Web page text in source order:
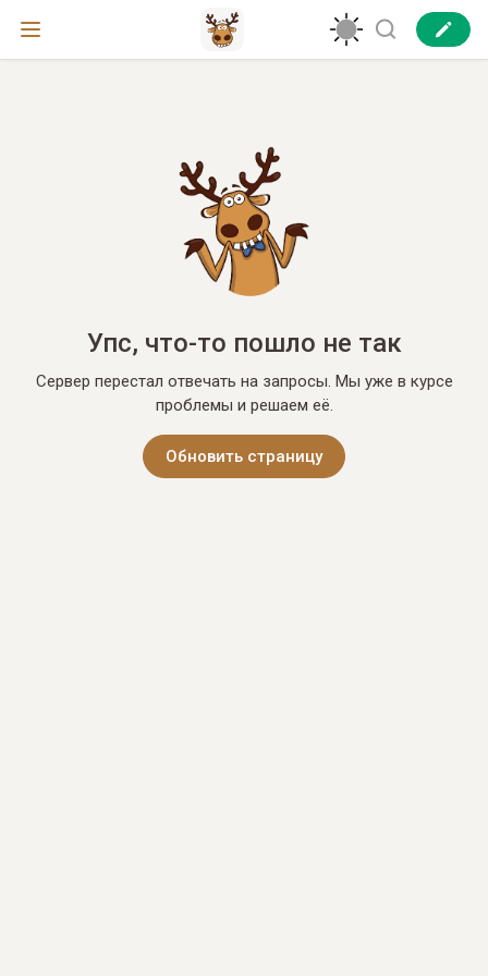
Упс, что-то пошло не так
Сервер перестал отвечать на запросы. Мы уже в курсе
проблемы и решаем её.
Обновить страницу